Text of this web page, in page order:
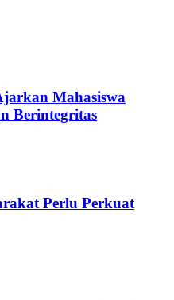
Mahasiswa
Berintegritas
Perlu Perkuat